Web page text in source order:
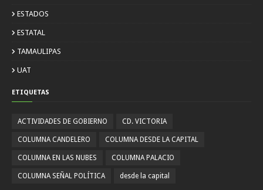
ESTADOS
ESTATAL
TAMAULIPAS
UAT
ETIQUETAS
ACTIVIDADES DE GOBIERNO CD. VICTORIA
COLUMNA CANDELERO COLUMNA DESDE LA CAPITAL
COLUMNA EN LAS NUBES COLUMNA PALACIO
COLUMNA SEÑAL POLÍTICA desde la capital